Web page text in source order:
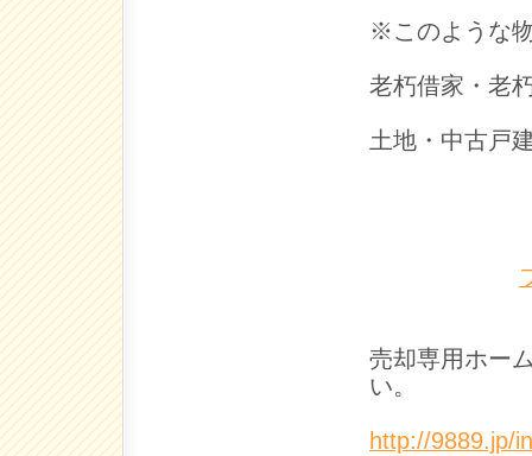
※このような
老朽借家・老
土地・中古戸
売却専用ホー
い。
http://9889.jp/